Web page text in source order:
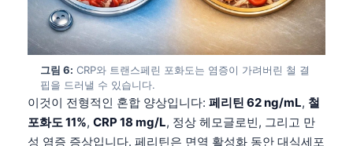
그림 6: CRP와 트랜스페린 포화도는 염증이 가려버린 철 결
핍을 드러낼 수 있습니다.
이것이 전형적인 혼합 양상입니다: 페리틴 62 ng/mL, 철
포화도 11%, CRP 18 mg/L, 정상 헤모글로빈, 그리고 만
성 염증 증상입니다. 페리틴은 면역 활성화 동안 대식세포